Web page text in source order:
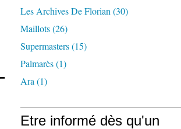
Les Archives De Florian (30)
Maillots(26)
Supermasters(15)
Palmarès(1)
Ara (1)
Etre informé dès qu'un